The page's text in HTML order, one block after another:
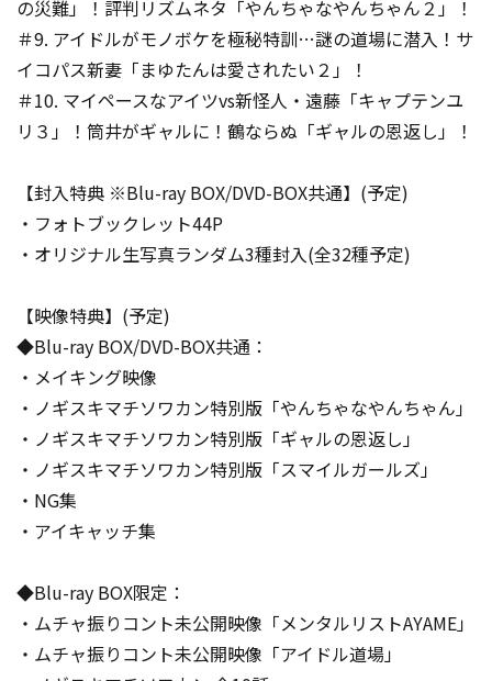
の災難」！評判リズムネタ「やんちゃなやんちゃん２」！
＃9. アイドルがモノボケを極秘特訓…謎の道場に潜入！サ
イコパス新妻「まゆたんは愛されたい２」！
＃10. マイペースなアイツvs新怪人・遠藤「キャプテンユ
リ３」！筒井がギャルに！鶴ならぬ「ギャルの恩返し」！
【封入特典 ※Blu-ray BOX/DVD-BOX共通】(予定)
・フォトブックレット44P
・オリジナル生写真ランダム3種封入(全32種予定)
【映像特典】(予定)
◆Blu-ray BOX/DVD-BOX共通：
・メイキング映像
・ノギスキマチソワカン特別版「やんちゃなやんちゃん」
・ノギスキマチソワカン特別版「ギャルの恩返し」
・ノギスキマチソワカン特別版「スマイルガールズ」
・NG集
・アイキャッチ集
◆Blu-ray BOX限定：
・ムチャ振りコント未公開映像「メンタルリストAYAME」
・ムチャ振りコント未公開映像「アイドル道場」